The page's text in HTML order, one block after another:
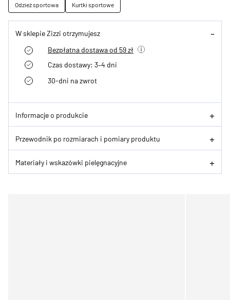
Odzież sportowa Kurtki sportowe
W sklepie Zizzi otrzymujesz
Bezpłatna dostawa od 59 zł
Czas dostawy: 3–4 dni
30-dni na zwrot
Informacje o produkcie
Przewodnik po rozmiarach i pomiary produktu
Materiały i wskazówki pielęgnacyjne